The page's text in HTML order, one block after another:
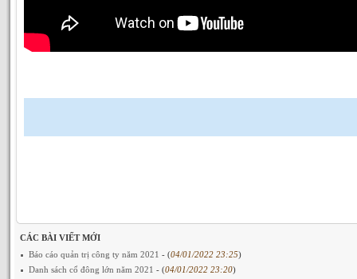
CÁC BÀI VIẾT MỚI
Báo cáo quản trị công ty năm 2021 - (04/01/2022 23:25)
Danh sách cổ đông lớn năm 2021 - (04/01/2022 23:20)